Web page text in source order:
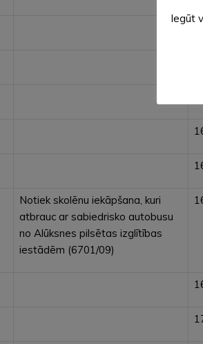
Notiek skolēnu iekāpšana, kuri
atbrauc ar sabiedrisko autobusu
no Alūksnes pilsētas izglītības
iestādēm (6701/09)
Iegūt